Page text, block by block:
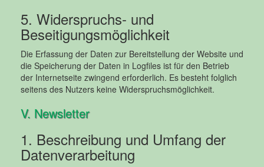
5. Widerspruchs- und
Beseitigungsmöglichkeit
Die Erfassung der Daten zur Bereitstellung der Website und
die Speicherung der Daten in Logfiles ist für den Betrieb
der Internetseite zwingend erforderlich. Es besteht folglich
seitens des Nutzers keine Widerspruchsmöglichkeit.
V. Newsletter
1. Beschreibung und Umfang der
Datenverarbeitung